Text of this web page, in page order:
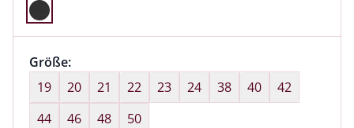
Farbe Schwarz ausgewählt
Größenauswahl:
Größe:nichts ausgewählt
19
20 21 22 23 24 38 40
42
44
46 48
50